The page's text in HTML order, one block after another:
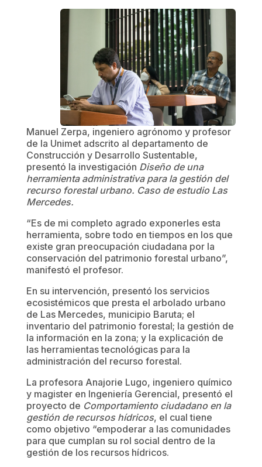
Manuel Zerpa, ingeniero agrónomo y profesor
de la Unimet adscrito al departamento de
Construcción y Desarrollo Sustentable,
presentó la investigación Diseño de una
herramienta administrativa para la gestión del
recurso forestal urbano. Caso de estudio Las
Mercedes.
“Es de mi completo agrado exponerles esta
herramienta, sobre todo en tiempos en los que
existe gran preocupación ciudadana por la
conservación del patrimonio forestal urbano”,
manifestó el profesor.
En su intervención, presentó los servicios
ecosistémicos que presta el arbolado urbano
de Las Mercedes, municipio Baruta; el
inventario del patrimonio forestal; la gestión de
la información en la zona; y la explicación de
las herramientas tecnológicas para la
administración del recurso forestal.
La profesora Anajorie Lugo, ingeniero químico
y magister en Ingeniería Gerencial, presentó el
proyecto de Comportamiento ciudadano en la
gestión de recursos hídricos, el cual tiene
como objetivo “empoderar a las comunidades
para que cumplan su rol social dentro de la
gestión de los recursos hídricos.